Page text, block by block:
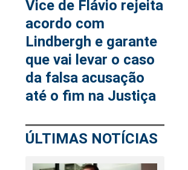
Vice de Flávio rejeita
acordo com
Lindbergh e garante
que vai levar o caso
da falsa acusação
até o fim na Justiça
ÚLTIMAS NOTÍCIAS